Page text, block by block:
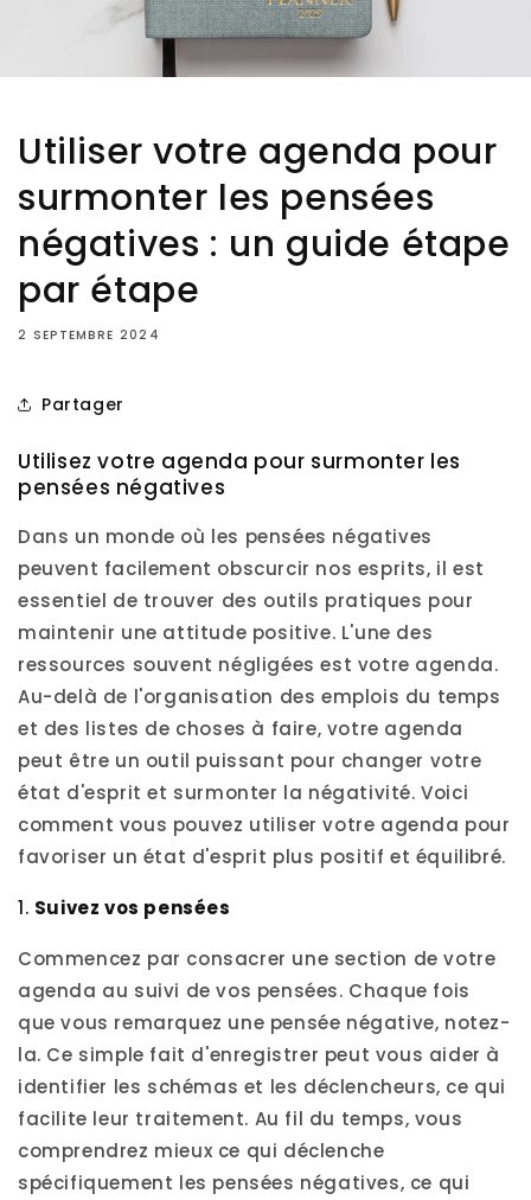
Utiliser votre agenda pour
surmonter les pensées
négatives : un guide étape
par étape
2 SEPTEMBRE 2024
Partager
Utilisez votre agenda pour surmonter les
pensées négatives
Dans un monde où les pensées négatives
peuvent facilement obscurcir nos esprits, il est
essentiel de trouver des outils pratiques pour
maintenir une attitude positive. L'une des
ressources souvent négligées est votre agenda.
Au-delà de l'organisation des emplois du temps
et des listes de choses à faire, votre agenda
peut être un outil puissant pour changer votre
état d'esprit et surmonter la négativité. Voici
comment vous pouvez utiliser votre agenda pour
favoriser un état d'esprit plus positif et équilibré.
1. Suivez vos pensées
Commencez par consacrer une section de votre
agenda au suivi de vos pensées. Chaque fois
que vous remarquez une pensée négative, notez-
la. Ce simple fait d'enregistrer peut vous aider à
identifier les schémas et les déclencheurs, ce qui
facilite leur traitement. Au fil du temps, vous
comprendrez mieux ce qui déclenche
spécifiquement les pensées négatives, ce qui